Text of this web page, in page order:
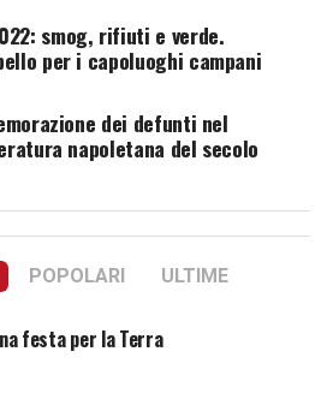
smog, rifiuti e verde.
per i capoluoghi campani
dei defunti nel
napoletana del secolo
POPOLARI ULTIME
festa per la Terra